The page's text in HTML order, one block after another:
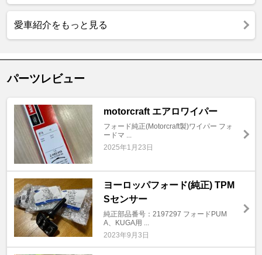
愛車紹介をもっと見る
パーツレビュー
motorcraft エアロワイパー
フォード純正(Motorcraft製)ワイパー フォ
ードマ ...
2025年1月23日
ヨーロッパフォード(純正) TPM
Sセンサー
純正部品番号：2197297 フォードPUM
A、KUGA用 ...
2023年9月3日